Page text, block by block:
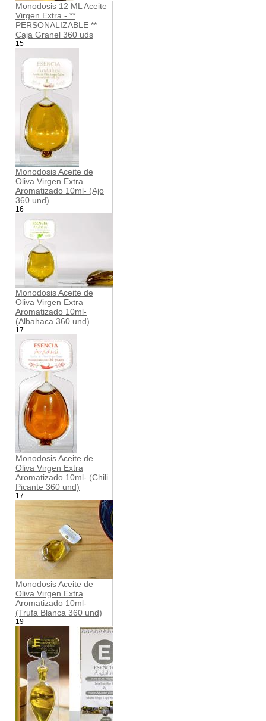
Monodosis 12 ML Aceite
Virgen Extra - **
PERSONALIZABLE **
Caja Granel 360 uds
15
Monodosis Aceite de
Oliva Virgen Extra
Aromatizado 10ml- (Ajo
360 und)
16
Monodosis Aceite de
Oliva Virgen Extra
Aromatizado 10ml-
(Albahaca 360 und)
17
Monodosis Aceite de
Oliva Virgen Extra
Aromatizado 10ml- (Chili
Picante 360 und)
17
Monodosis Aceite de
Oliva Virgen Extra
Aromatizado 10ml-
(Trufa Blanca 360 und)
19